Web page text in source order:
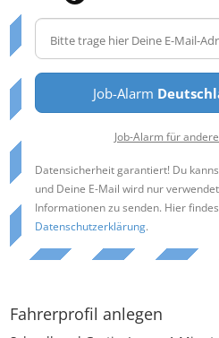
Job-Alarm
Job-Alarm für
Datensicherheit garantiert! Du
und Deine E-Mail wird nur
Informationen zu senden. Hier
Datenschutzerklärung.
Fahrerprofil anlegen